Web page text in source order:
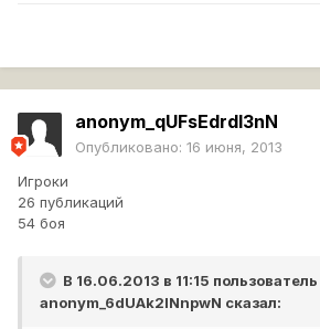
anonym_qUFsEdrdI3nN
Опубликовано: 16 июня, 2013
Игроки
26 публикаций
54 боя
В 16.06.2013 в 11:15 пользователь
anonym_6dUAk2INnpwN сказал: